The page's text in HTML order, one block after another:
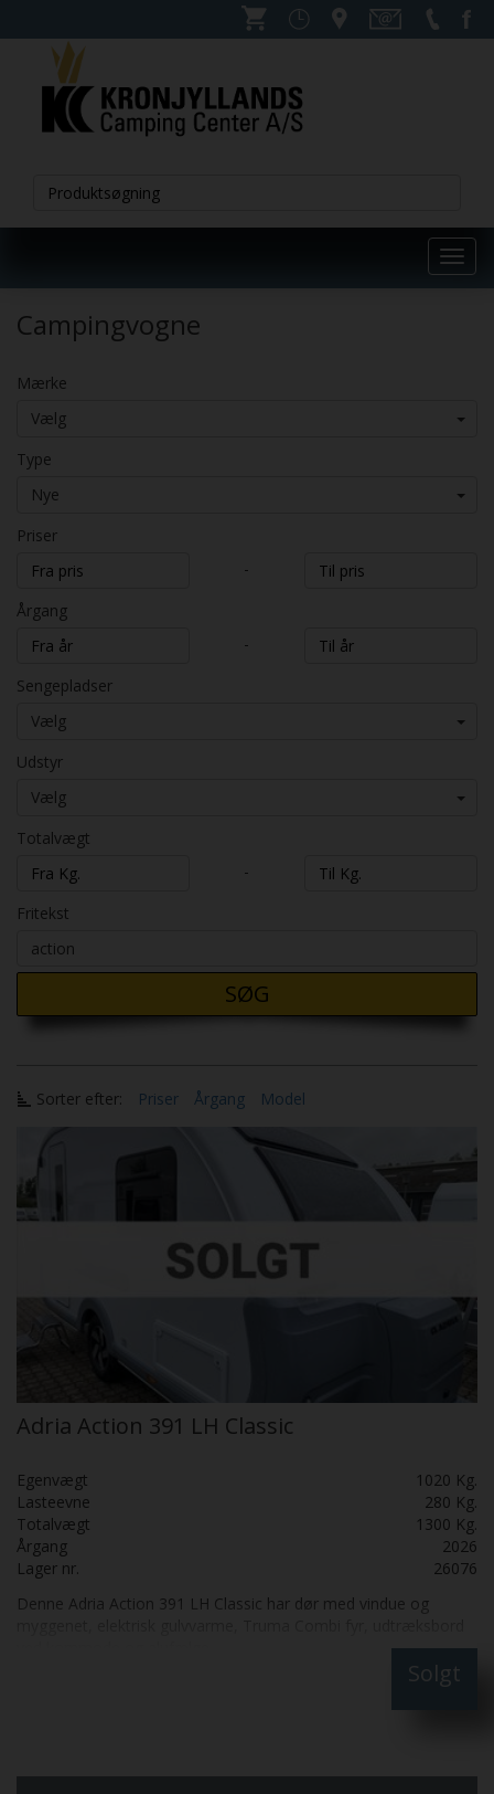
Campingvogne
Mærke
Vælg
Type
Nye
Priser
-
Årgang
-
Sengepladser
Vælg
Udstyr
Vælg
Totalvægt
-
Fritekst
SØG
Sorter efter: Priser Årgang Model
Adria Action 391 LH Classic
Egenvægt
1020 Kg.
Lasteevne
280 Kg.
Totalvægt
1300 Kg.
Årgang
2026
Lager nr.
26076
Denne Adria Action 391 LH Classic har dør med vindue og
Solgt